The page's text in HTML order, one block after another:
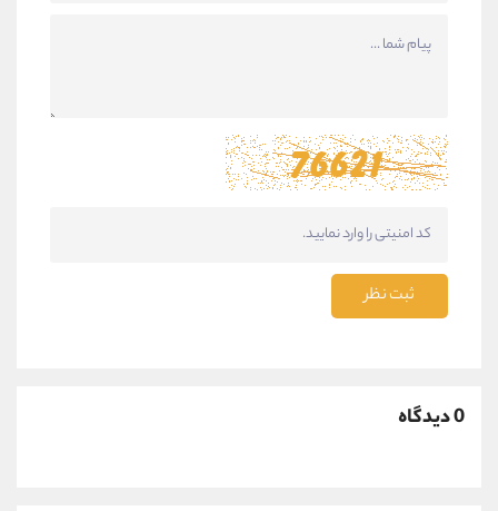
ثبت نظر
0 دیدگاه